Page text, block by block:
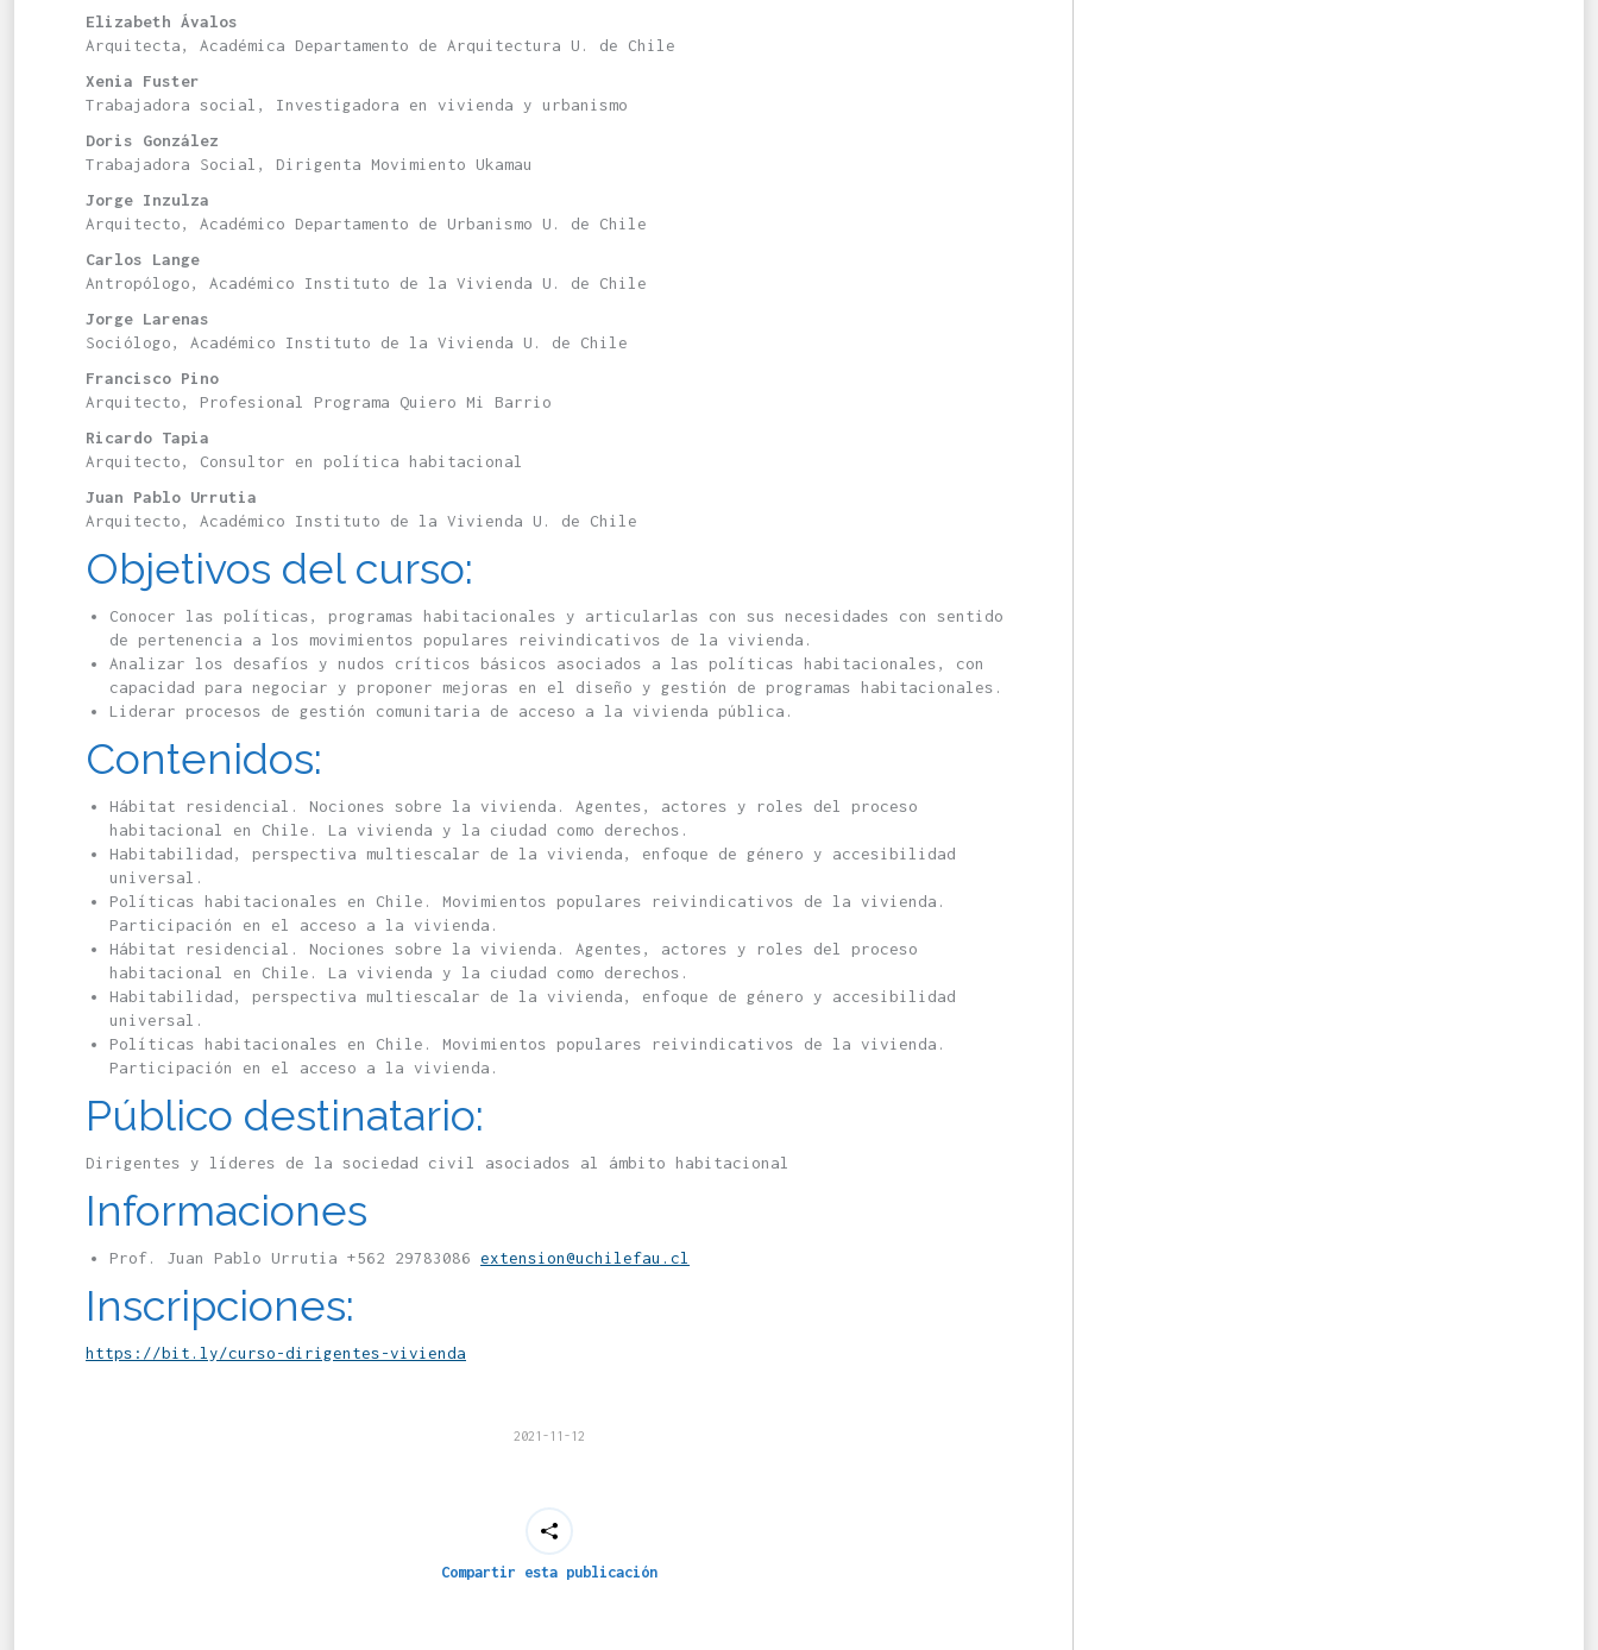
Elizabeth Ávalos
Arquitecta, Académica Departamento de Arquitectura U. de Chile
Xenia Fuster
Trabajadora social, Investigadora en vivienda y urbanismo
Doris González
Trabajadora Social, Dirigenta Movimiento Ukamau
Jorge Inzulza
Arquitecto, Académico Departamento de Urbanismo U. de Chile
Carlos Lange
Antropólogo, Académico Instituto de la Vivienda U. de Chile
Jorge Larenas
Sociólogo, Académico Instituto de la Vivienda U. de Chile
Francisco Pino
Arquitecto, Profesional Programa Quiero Mi Barrio
Ricardo Tapia
Arquitecto, Consultor en política habitacional
Juan Pablo Urrutia
Arquitecto, Académico Instituto de la Vivienda U. de Chile
Objetivos del curso:
Conocer las políticas, programas habitacionales y articularlas con sus necesidades con sentido
de pertenencia a los movimientos populares reivindicativos de la vivienda.
Analizar los desafíos y nudos críticos básicos asociados a las políticas habitacionales, con
capacidad para negociar y proponer mejoras en el diseño y gestión de programas habitacionales.
Liderar procesos de gestión comunitaria de acceso a la vivienda pública.
Contenidos:
Hábitat residencial. Nociones sobre la vivienda. Agentes, actores y roles del proceso
habitacional en Chile. La vivienda y la ciudad como derechos.
Habitabilidad, perspectiva multiescalar de la vivienda, enfoque de género y accesibilidad
universal.
Políticas habitacionales en Chile. Movimientos populares reivindicativos de la vivienda.
Participación en el acceso a la vivienda.
Hábitat residencial. Nociones sobre la vivienda. Agentes, actores y roles del proceso
habitacional en Chile. La vivienda y la ciudad como derechos.
Habitabilidad, perspectiva multiescalar de la vivienda, enfoque de género y accesibilidad
universal.
Políticas habitacionales en Chile. Movimientos populares reivindicativos de la vivienda.
Participación en el acceso a la vivienda.
Público destinatario:
Dirigentes y líderes de la sociedad civil asociados al ámbito habitacional
Informaciones
Prof. Juan Pablo Urrutia +562 29783086 extension@uchilefau.cl
Inscripciones:
https://bit.ly/curso-dirigentes-vivienda
2021-11-12
Compartir esta publicación